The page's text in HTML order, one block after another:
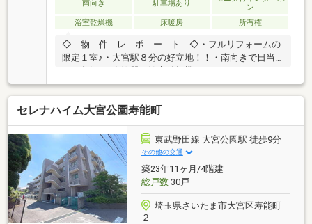
南向き 駐車場あり
ン
浴室乾燥機
床暖房 所有権
◇ 物 件 レ ポ ー ト ◇・フルリフォームの
限定１室♪・大宮駅８分の好立地！！・南向きで日当
トロックなどの充実した設備。・全室収納・洗面室収
納充実♪・日当たり、風通し良好♪・共用部も大変綺麗
に管理されております♪☆頭金０円での購入可能で
す。☆無料にて資金の見える可「生涯FPサービス」実
施中☆無料にてお引渡しの翌週から1年間の「設備保
証（上限10万円）」対応。☆嬉しい優待特典「Club
Offプレミアム」サービス。☆お引越しから購入後の
メンテナンスまで全てお任せ下さい。
セレナハイム大宮公園寿能町
東武野田線 大宮公園駅 徒歩9分
その他の交通
築23年11ヶ月/4階建
総戸数30戸
埼玉県さいたま市大宮区寿能町
２